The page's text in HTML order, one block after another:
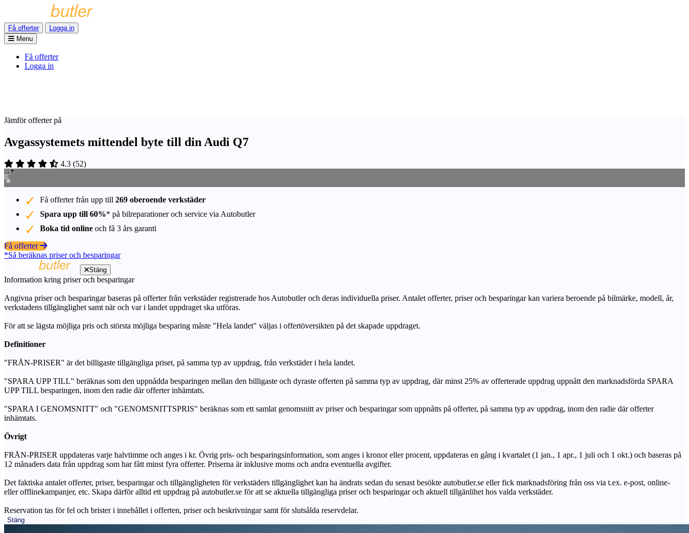
Få offerter
Logga in
Menu
Få offerter
Logga in
Jämför offerter på
Avgassystemets mittendel byte till din Audi Q7
4.3 (52)
Få offerter från upp till 269 oberoende verkstäder
Spara upp till 60%* på bilreparationer och service via Autobutler
Boka tid online och få 3 års garanti
Få offerter
*Så beräknas priser och besparingar
Stäng
Information kring priser och besparingar
Angivna priser och besparingar baseras på offerter från verkstäder registrerade hos Autobutler och deras individuella priser. Antalet offerter, priser och besparingar kan variera beroende på bilmärke, modell, år,
verkstadens tillgänglighet samt när och var i landet uppdraget ska utföras.
För att se lägsta möjliga pris och största möjliga besparing måste "Hela landet" väljas i offertöversikten på det skapade uppdraget.
Definitioner
"FRÅN-PRISER" är det billigaste tillgängliga priset, på samma typ av uppdrag, från verkstäder i hela landet.
"SPARA UPP TILL" beräknas som den uppnådda besparingen mellan den billigaste och dyraste offerten på samma typ av uppdrag, där minst 25% av offerterade uppdrag uppnått den marknadsförda SPARA
UPP TILL besparingen, inom den radie där offerter inhämtats.
"SPARA I GENOMSNITT" och "GENOMSNITTSPRIS" beräknas som ett samlat genomsnitt av priser och besparingar som uppnåtts på offerter, på samma typ av uppdrag, inom den radie där offerter
inhämtats.
Övrigt
FRÅN-PRISER uppdateras varje halvtimme och anges i kr. Övrig pris- och besparingsinformation, som anges i kronor eller procent, uppdateras en gång i kvartalet (1 jan., 1 apr., 1 juli och 1 okt.) och baseras på
12 månaders data från uppdrag som har fått minst fyra offerter. Priserna är inklusive moms och andra eventuella avgifter.
Det faktiska antalet offerter, priser, besparingar och tillgängligheten för verkstäders tillgänglighet kan ha ändrats sedan du senast besökte autobutler.se eller fick marknadsföring från oss via t.ex. e-post, online-
eller offlinekampanjer, etc. Skapa därför alltid ett uppdrag på autobutler.se för att se aktuella tillgängliga priser och besparingar och aktuell tillgänlihet hos valda verkstäder.
Reservation tas för fel och brister i innehållet i offerten, priser och beskrivningar samt för slutsålda reservdelar.
Stäng